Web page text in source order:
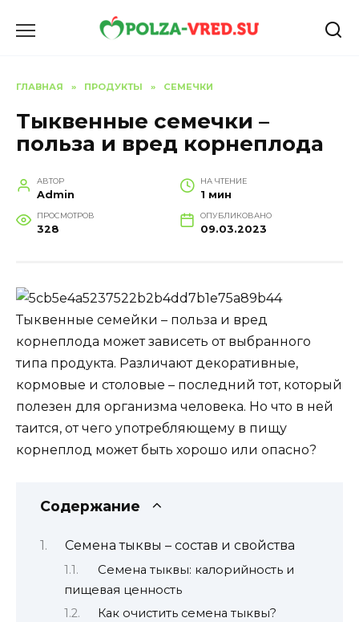
ГЛАВНАЯ » ПРОДУКТЫ » СЕМЕЧКИ
Тыквенные семечки –
польза и вред корнеплода
АВТОР
Admin
НА ЧТЕНИЕ
1 мин
ПРОСМОТРОВ
328
ОПУБЛИКОВАНО
09.03.2023
Тыквенные семейки – польза и вред
корнеплода может зависеть от выбранного
типа продукта. Различают декоративные,
кормовые и столовые – последний тот, который
полезен для организма человека. Но что в ней
таится, от чего употребляющему в пищу
корнеплод может быть хорошо или опасно?
Содержание
Семена тыквы – состав и свойства
Семена тыквы: калорийность и
пищевая ценность
Как очистить семена тыквы?